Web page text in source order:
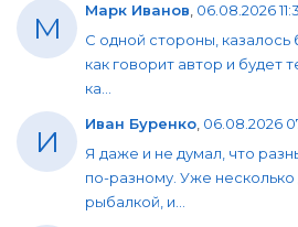
М Марк Иванов 06.08.2026
С одной стороны, казалось
как говорит автор и будет
ка...
И Иван Буренко 06.08.2026
Я даже и не думал, что
по-разному. Уже
рыбалкой, и...